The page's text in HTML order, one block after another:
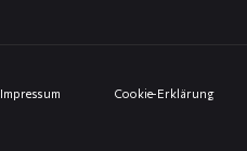
Impressum Cookie-Erklärung